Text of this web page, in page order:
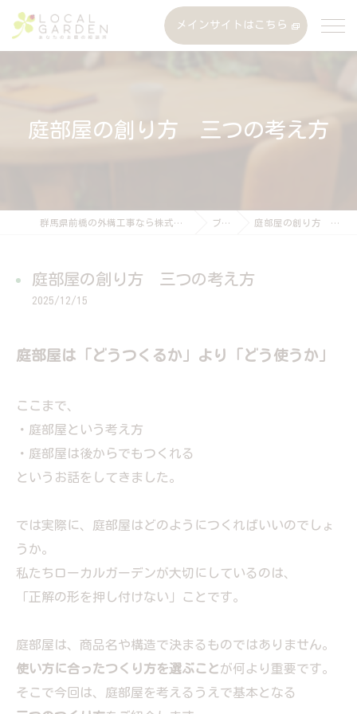
メインサイトはこちら
庭部屋の創り方 三つの考え方
群馬県前橋の外構工事なら株式会社ローカルガーデン ブログ 庭部屋の創り方 三つの考え方
庭部屋の創り方 三つの考え方
2025/12/15
庭部屋は「どうつくるか」より「どう使うか」
ここまで、
・庭部屋という考え方
・庭部屋は後からでもつくれる
というお話をしてきました。
では実際に、庭部屋はどのようにつくればいいのでしょ
うか。
私たちローカルガーデンが大切にしているのは、
「正解の形を押し付けない」ことです。
庭部屋は、商品名や構造で決まるものではありません。
使い方に合ったつくり方を選ぶことが何より重要です。
そこで今回は、庭部屋を考えるうえで基本となる